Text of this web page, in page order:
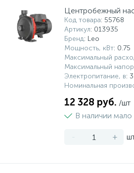
Центробежный
Код товара: 55768
Артикул: 013935
Бренд: Leo
Мощность, кВт: 0.75
Максимальный
Максимальный
Электропитание, в:
Номинальная
12 328 руб. /шт
В наличии мало
- +